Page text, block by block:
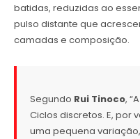
batidas, reduzidas ao
pulso distante que
camadas e composição.
Segundo Rui Tinoco,
Ciclos discretos. E, por
uma pequena